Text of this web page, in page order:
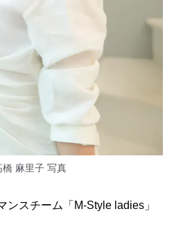
橋 麻里子 写真
スチーム「M-Style ladies」